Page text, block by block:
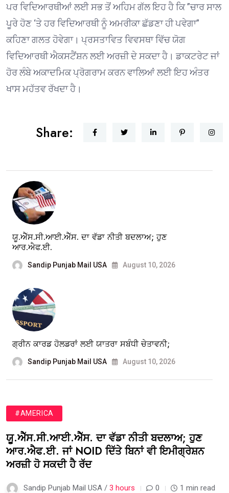
ਪਰ ਵਿਦਿਆਰਥੀਆਂ ਲਈ ਸਭ ਤੋਂ ਅਹਿਮ ਗੱਲ ਇਹ ਹੈ ਕਿ ”ਚਾਰ ਸਾਲ
ਪੂਰੇ ਹੋਣ ‘ਤੇ ਹਰ ਵਿਦਿਆਰਥੀ ਨੂੰ ਅਮਰੀਕਾ ਛੱਡਣਾ ਹੀ ਪਵੇਗਾ”
ਕਹਿਣਾ ਗਲਤ ਹੋਵੇਗਾ। ਪ੍ਰਸਤਾਵਿਤ ਵਿਵਸਥਾ ਵਿੱਚ ਯੋਗ
ਵਿਦਿਆਰਥੀ ਐਕਸਟੈਂਸ਼ਨ ਲਈ ਅਰਜ਼ੀ ਦੇ ਸਕਦਾ ਹੈ। ਡਾਕਟਰੇਟ ਜਾਂ
ਹੋਰ ਲੰਬੇ ਅਕਾਦਮਿਕ ਪ੍ਰੋਗਰਾਮ ਕਰਨ ਵਾਲਿਆਂ ਲਈ ਇਹ ਅੰਤਰ
ਖਾਸ ਮਹੱਤਵ ਰੱਖਦਾ ਹੈ।
Share:
ਯੂ.ਐੱਸ.ਸੀ.ਆਈ.ਐੱਸ. ਦਾ ਵੱਡਾ ਨੀਤੀ ਬਦਲਾਅ; ਹੁਣ
ਆਰ.ਐਫ.ਈ.
Sandip Punjab Mail USA August 10, 2026
ਗ੍ਰੀਨ ਕਾਰਡ ਹੋਲਡਰਾਂ ਲਈ ਯਾਤਰਾ ਸਬੰਧੀ ਚੇਤਾਵਨੀ;
Sandip Punjab Mail USA August 10, 2026
#AMERICA
ਯੂ.ਐੱਸ.ਸੀ.ਆਈ.ਐੱਸ. ਦਾ ਵੱਡਾ ਨੀਤੀ ਬਦਲਾਅ; ਹੁਣ
ਆਰ.ਐਫ.ਈ. ਜਾਂ NOID ਦਿੱਤੇ ਬਿਨਾਂ ਵੀ ਇਮੀਗ੍ਰੇਸ਼ਨ
ਅਰਜ਼ੀ ਹੋ ਸਕਦੀ ਹੈ ਰੱਦ
Sandip Punjab Mail USA / 3 hours 0 1 min read